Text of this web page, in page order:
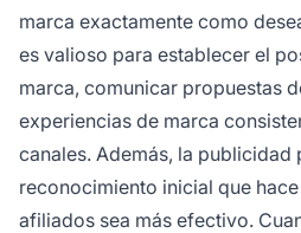
marca exactamente como
es valioso para establecer el
marca, comunicar propuestas
experiencias de marca
canales. Además, la publicidad
reconocimiento inicial que
afiliados sea más efectivo.